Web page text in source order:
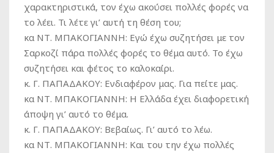
χαρακτηριστικά, τον έχω ακούσει πολλές φορές να
το λέει. Τι λέτε γι’ αυτή τη θέση του;
κα ΝΤ. ΜΠΑΚΟΓΙΑΝΝΗ: Εγώ έχω συζητήσει με τον
Σαρκοζί πάρα πολλές φορές το θέμα αυτό. Το έχω
συζητήσει και φέτος το καλοκαίρι.
κ. Γ. ΠΑΠΑΔΑΚΟΥ: Ενδιαφέρον μας. Για πείτε μας.
κα ΝΤ. ΜΠΑΚΟΓΙΑΝΝΗ: Η Ελλάδα έχει διαφορετική
άποψη γι’ αυτό το θέμα.
κ. Γ. ΠΑΠΑΔΑΚΟΥ: Βεβαίως. Γι’ αυτό το λέω.
κα ΝΤ. ΜΠΑΚΟΓΙΑΝΝΗ: Και του την έχω πολλές